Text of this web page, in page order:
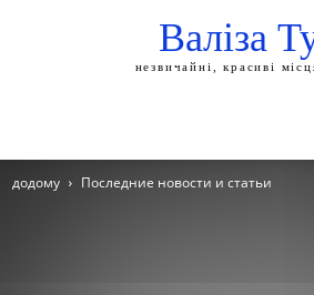
Валіза
незвичайні, красиві
додому Последние новости и статьи